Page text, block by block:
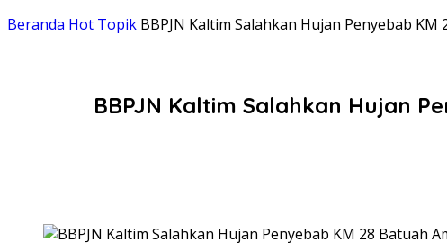
Beranda Hot Topik BBPJN Kaltim Salahkan Hujan Penyebab
BBPJN Kaltim Salahkan Hujan